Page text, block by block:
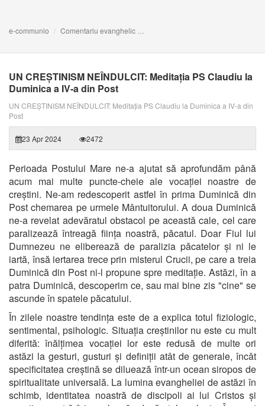
e-communio Comentariu evanghelic
UN CREȘTINISM NEÎNDULCIT: Meditația PS Claudiu la
Duminica a IV-a din Post
UN CREȘTINISM NEÎNDULCIT: Meditația PS Claudiu la Duminica a IV-a din
Post
23 Apr 2024 2472
Perioada Postului Mare ne-a ajutat să aprofundăm până
acum mai multe puncte-cheie ale vocației noastre de
creștini. Ne-am redescoperit astfel în prima Duminică din
Post chemarea pe urmele Mântuitorului. A doua Duminică
ne-a revelat adevăratul obstacol pe această cale, cel care
paralizează întreagă ființa noastră, păcatul. Doar Fiul lui
Dumnezeu ne eliberează de paralizia păcatelor și ni le
iartă, însă iertarea trece prin misterul Crucii, pe care a treia
Duminică din Post ni-l propune spre meditație. Astăzi, în a
patra Duminică, descoperim ce, sau mai bine zis "cine" se
ascunde în spatele păcatului.
În zilele noastre tendința este de a explica totul fiziologic,
sentimental, psihologic. Situația creștinilor nu este cu mult
diferită: înălțimea vocației lor este redusă de multe ori
astăzi la gesturi, gusturi și definiții atât de generale, încât
specificitatea creștină se diluează într-un ocean siropos de
spiritualitate universală. La lumina evangheliei de astăzi în
schimb, identitatea noastră de discipoli ai lui Cristos și